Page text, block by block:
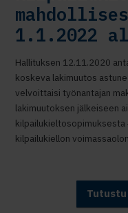
1.1.2022
Hallituksen 12.11.2020
koskeva lakimuutos
velvoittaisi työnantajan
lakimuutoksen jälkeiseen
kilpailukiellon